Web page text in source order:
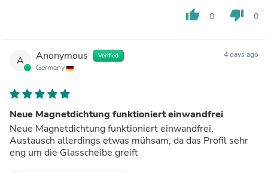
thumb_up 0 thumb_down 0
A Anonymous Verified
Germany
4 days ago
Neue Magnetdichtung funktioniert einwandfrei
Neue Magnetdichtung funktioniert einwandfrei,
Austausch allerdings etwas mühsam, da das Profil sehr
eng um die Glasscheibe greift